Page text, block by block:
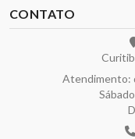
CONTATO
Atendimento: